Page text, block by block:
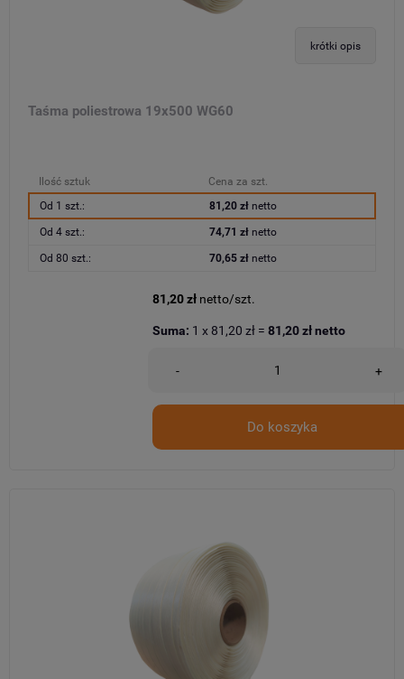
krótki opis
Taśma poliestrowa 19x500 WG60
Ilość sztuk
Cena za szt.
Od 1 szt.:
81,20 złnetto
Od 4 szt.: 74,71 złnetto
Od 80 szt.: 70,65 złnetto
81,20 zł netto/szt.
- +
Do koszyka
Suma: 1 x 81,20 zł = 81,20 złnetto